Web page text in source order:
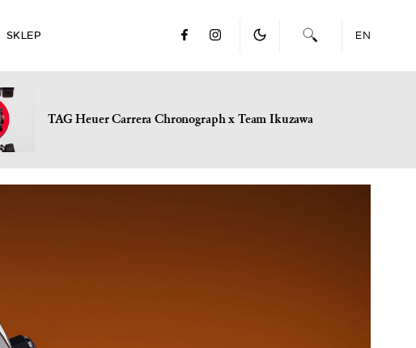
SKLEP EN
TAG Heuer Carrera Chronograph x Team Ikuzawa